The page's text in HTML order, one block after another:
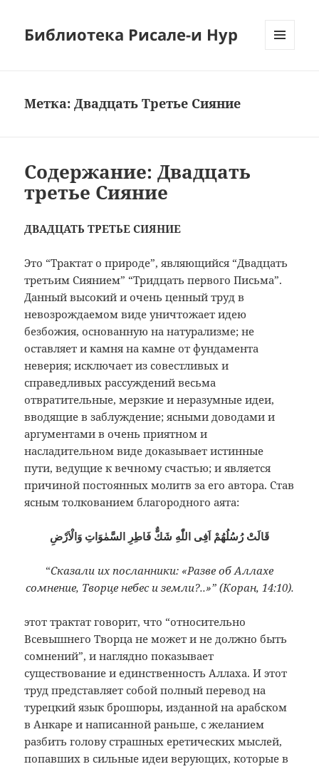
Библиотека Рисале-и Нур
Метка:Двадцать Третье Сияние
Содержание: Двадцать
третье Сияние
ДВАДЦАТЬ ТРЕТЬЕ СИЯНИЕ
Это “Трактат о природе”, являющийся “Двадцать
третьим Сиянием” “Тридцать первого Письма”.
Данный высокий и очень ценный труд в
невозрождаемом виде уничтожает идею
безбожия, основанную на натурализме; не
оставляет и камня на камне от фундамента
неверия; исключает из совестливых и
справедливых рассуждений весьма
отвратительные, мерзкие и неразумные идеи,
вводящие в заблуждение; ясными доводами и
аргументами в очень приятном и
насладительном виде доказывает истинные
пути, ведущие к вечному счастью; и является
причиной постоянных молитв за его автора. Став
ясным толкованием благородного аята:
قَالَتْ رُسُلُهُمْ اَفِى اللّٰهِ شَكٌّ فَاطِرِ السَّمٰوَاتِ وَالْاَرْضِ
“Сказали их посланники: «Разве об Аллахе
сомнение, Творце небес и земли?..»” (Коран, 14:10).
этот трактат говорит, что “относительно
Всевышнего Творца не может и не должно быть
сомнений”, и наглядно показывает
существование и единственность Аллаха. И этот
труд представляет собой полный перевод на
турецкий язык брошюры, изданной на арабском
в Анкаре и написанной раньше, с желанием
разбить голову страшных еретических мыслей,
попавших в сильные идеи верующих, которые в